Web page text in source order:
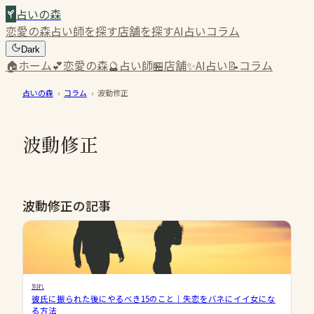
占いの森
恋愛の森占い師を探す店舗を探すAI占いコラム
Dark
🏠ホーム💕恋愛の森🔮占い師🏪店舗✨AI占い📝コラム
占いの森 › コラム › 波動修正
波動修正
波動修正の記事
別れ
彼氏に振られた後にやるべき15のこと｜失恋をバネにイイ女にな
る方法